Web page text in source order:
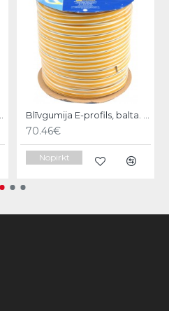
100m Blīvgumija E-profils, balta. 150m
70.46€
Nopirkt